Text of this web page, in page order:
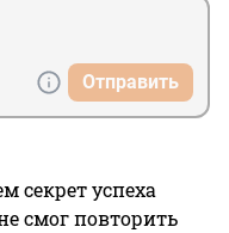
Отправить
секрет успеха
смог повторить